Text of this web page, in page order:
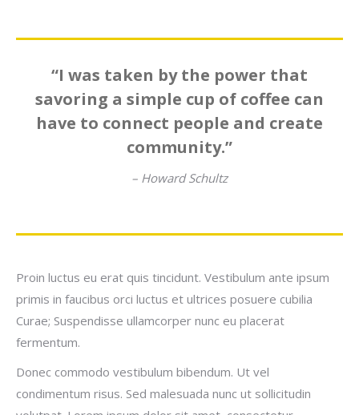
“I was taken by the power that
savoring a simple cup of coffee can
have to connect people and create
community.”
– Howard Schultz
Proin luctus eu erat quis tincidunt. Vestibulum ante ipsum
primis in faucibus orci luctus et ultrices posuere cubilia
Curae; Suspendisse ullamcorper nunc eu placerat
fermentum.
Donec commodo vestibulum bibendum. Ut vel
condimentum risus. Sed malesuada nunc ut sollicitudin